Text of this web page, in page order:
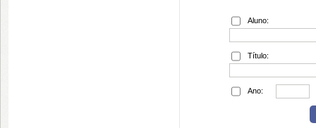
Aluno:
Título:
Ano: